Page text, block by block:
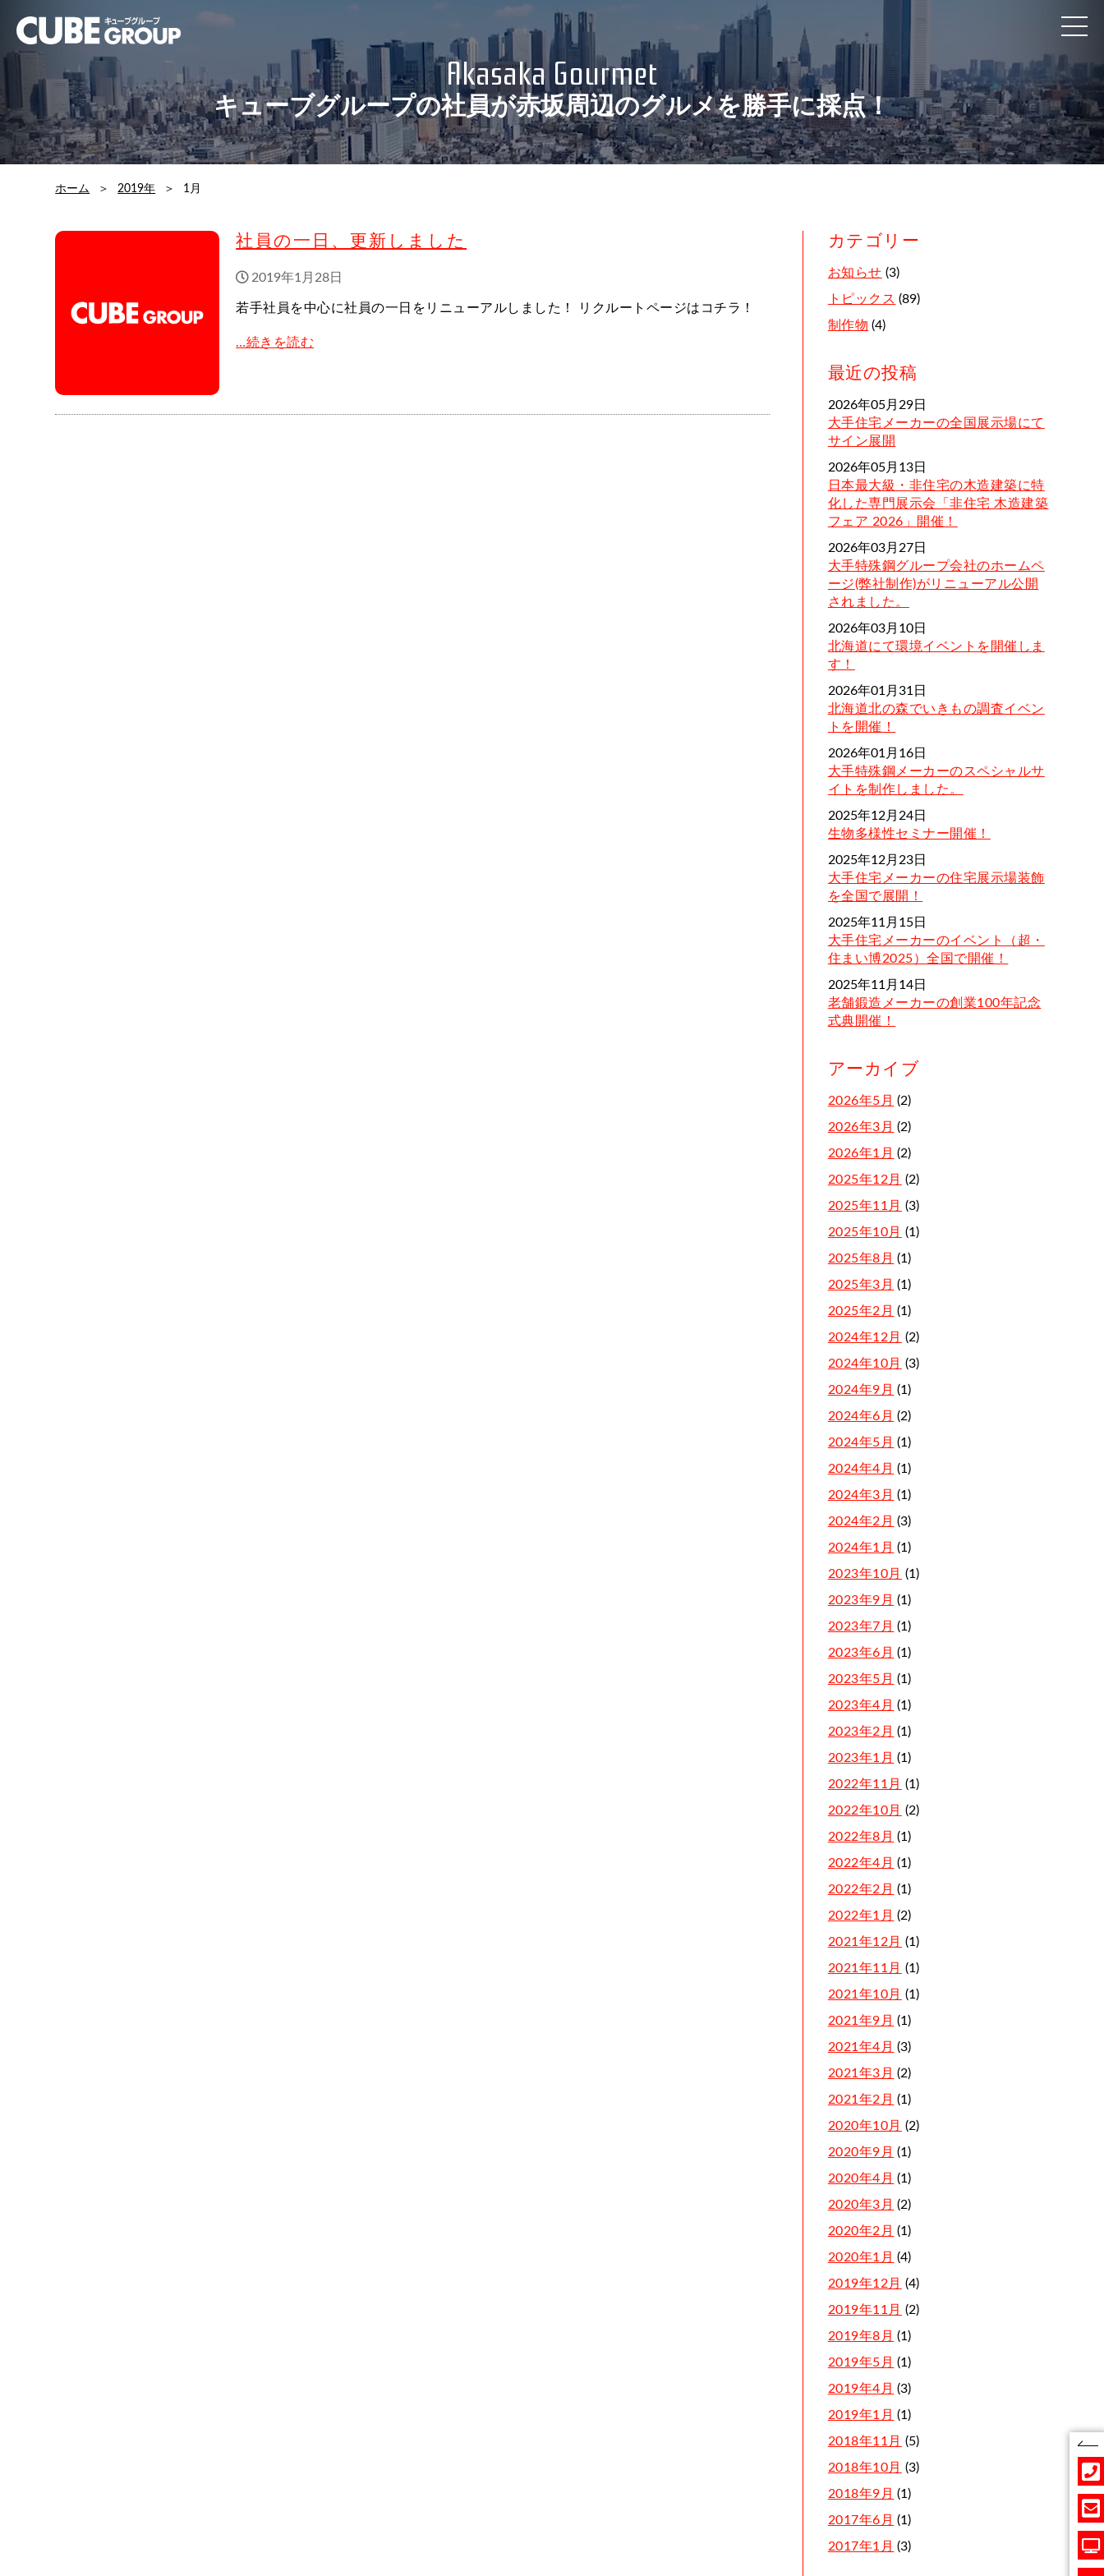
Access
Recruit
社員の一日
privacypolicy
Akasaka Gourmet
キューブグループの社員が赤坂周辺のグルメを勝手に採点！
ホーム 2019年 1月
社員の一日、更新しました
2019年1月28日
若手社員を中心に社員の一日をリニューアルしました！ リクルートページはコチラ！
…続きを読む
カテゴリー
お知らせ (3)
トピックス (89)
制作物 (4)
最近の投稿
2026年05月29日
大手住宅メーカーの全国展示場にて
サイン展開
2026年05月13日
日本最大級・非住宅の木造建築に特
化した専門展示会「非住宅 木造建築
フェア 2026」開催！
2026年03月27日
大手特殊鋼グループ会社のホームペ
ージ(弊社制作)がリニューアル公開
されました。
2026年03月10日
北海道にて環境イベントを開催しま
す！
2026年01月31日
北海道北の森でいきもの調査イベン
トを開催！
2026年01月16日
大手特殊鋼メーカーのスペシャルサ
イトを制作しました。
2025年12月24日
生物多様性セミナー開催！
2025年12月23日
大手住宅メーカーの住宅展示場装飾
を全国で展開！
2025年11月15日
大手住宅メーカーのイベント（超・
住まい博2025）全国で開催！
2025年11月14日
老舗鍛造メーカーの創業100年記念
式典開催！
アーカイブ
2026年5月 (2)
2026年3月 (2)
2026年1月 (2)
2025年12月 (2)
2025年11月 (3)
2025年10月 (1)
2025年8月 (1)
2025年3月 (1)
2025年2月 (1)
2024年12月 (2)
2024年10月 (3)
2024年9月 (1)
2024年6月 (2)
2024年5月 (1)
2024年4月 (1)
2024年3月 (1)
2024年2月 (3)
2024年1月 (1)
2023年10月 (1)
2023年9月 (1)
2023年7月 (1)
2023年6月 (1)
2023年5月 (1)
2023年4月 (1)
2023年2月 (1)
2023年1月 (1)
2022年11月 (1)
2022年10月 (2)
2022年8月 (1)
2022年4月 (1)
2022年2月 (1)
2022年1月 (2)
2021年12月 (1)
2021年11月 (1)
2021年10月 (1)
2021年9月 (1)
2021年4月 (3)
2021年3月 (2)
2021年2月 (1)
2020年10月 (2)
2020年9月 (1)
2020年4月 (1)
2020年3月 (2)
2020年2月 (1)
2020年1月 (4)
2019年12月 (4)
2019年11月 (2)
2019年8月 (1)
2019年5月 (1)
2019年4月 (3)
2019年1月 (1)
2018年11月 (5)
2018年10月 (3)
2018年9月 (1)
2017年6月 (1)
2017年1月 (3)